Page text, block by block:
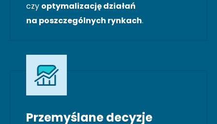
czy optymalizację działań
na poszczególnych rynkach.
Przemyślane decyzje